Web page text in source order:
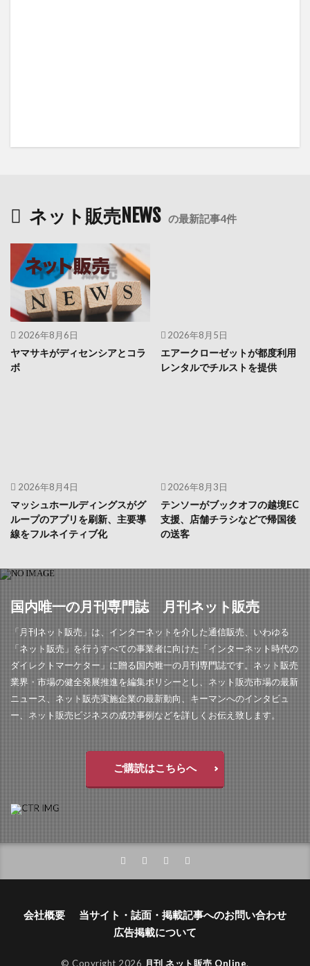
ネット販売NEWS の最新記事4件
2026年8月6日
ヤマサキがディセンシアとコラ
ボ
2026年8月5日
エアークローゼットが都度利用
レンタルでチルストを提供
2026年8月4日
マッシュホールディングスがグ
ループのアプリを刷新、主要導
線をフルネイティブ化
2026年8月3日
テンソーがブックオフの越境EC
支援、店舗チラシなどで帰国後
の送客
国内唯一の月刊専門誌 月刊ネット販売
「月刊ネット販売」は、インターネットを介した通信販売、いわゆる
「ネット販売」を行うすべての事業者に向けた「インターネット時代の
ダイレクトマーケター」に贈る国内唯一の月刊専門誌です。ネット販売
業界・市場の健全発展推進を編集ポリシーとし、ネット販売市場の最新
ニュース、ネット販売実施企業の最新動向、キーマンへのインタビュ
ー、ネット販売ビジネスの成功事例などを詳しくお伝え致します。
ご購読はこちらへ
会社概要
当サイト・誌面・掲載記事へのお問い合わせ
広告掲載について
© Copyright 2026 月刊 ネット販売 Online.